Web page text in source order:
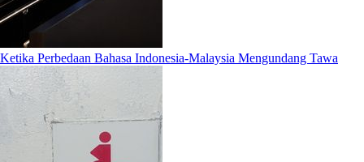
Ketika Perbedaan Bahasa Indonesia-Malaysia Mengundang Tawa